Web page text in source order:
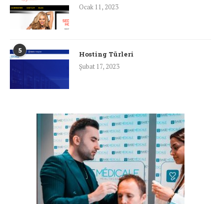
Ocak 11, 2023
5
Hosting Türleri
Şubat 17, 2023